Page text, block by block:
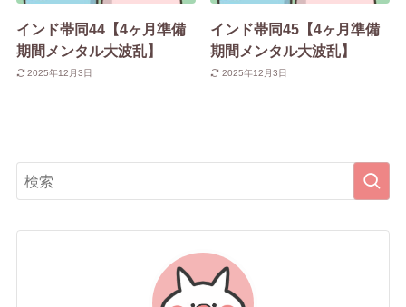
インド帯同44【4ヶ月準備
期間メンタル大波乱】
2025年12月3日
インド帯同45【4ヶ月準備
期間メンタル大波乱】
2025年12月3日